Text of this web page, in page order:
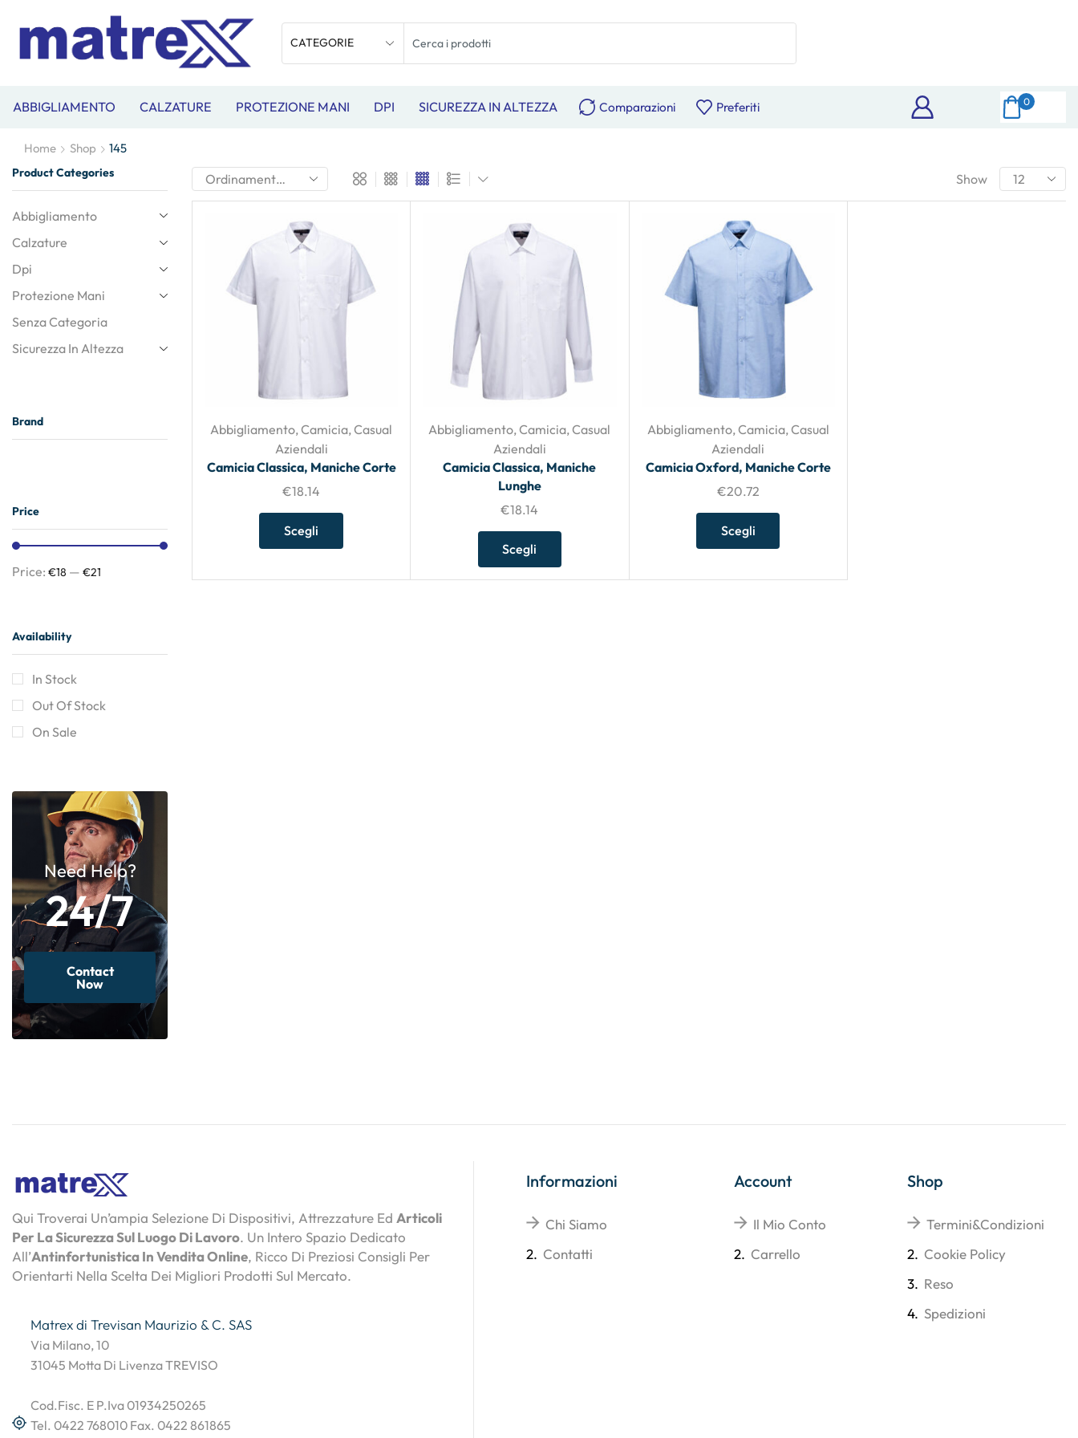
ABBIGLIAMENTO CALZATURE PROTEZIONE MANI DPI SICUREZZA IN ALTEZZA Comparazioni Preferiti 0
Home Shop 145
Show
Abbigliamento,Camicia,Casual
Aziendali
Camicia Classica, Maniche Corte
€18.14
Scegli
Abbigliamento,Camicia,Casual
Aziendali
Camicia Classica, Maniche
Lunghe
€18.14
Scegli
Abbigliamento,Camicia,Casual
Aziendali
Camicia Oxford, Maniche Corte
€20.72
Scegli
Product Categories
Abbigliamento
Calzature
Dpi
Protezione Mani
Senza Categoria
Sicurezza In Altezza
Brand
Price
Price: €18 — €21
Availability
In Stock
Out Of Stock
On Sale
Need Help?
24/7
Contact
Now
Qui Troverai Un’ampia Selezione Di Dispositivi, Attrezzature Ed Articoli
Per La Sicurezza Sul Luogo Di Lavoro. Un Intero Spazio Dedicato
All’Antinfortunistica In Vendita Online, Ricco Di Preziosi Consigli Per
Orientarti Nella Scelta Dei Migliori Prodotti Sul Mercato.
Matrex di Trevisan Maurizio & C. SAS
Via Milano, 10
31045 Motta Di Livenza TREVISO
Cod.Fisc. E P.Iva 01934250265
Tel. 0422 768010 Fax. 0422 861865
Informazioni
Chi Siamo
2. Contatti
Account
Il Mio Conto
2. Carrello
Shop
Termini&Condizioni
2. Cookie Policy
3. Reso
4. Spedizioni